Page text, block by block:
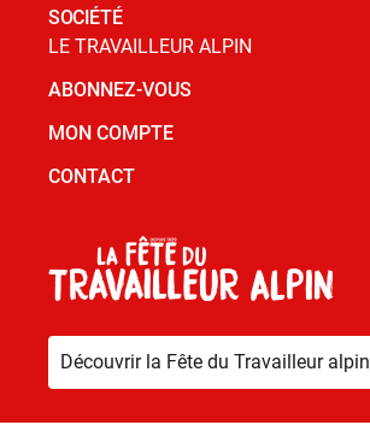
SOCIÉTÉ
LE TRAVAILLEUR ALPIN
ABONNEZ-VOUS
MON COMPTE
CONTACT
Découvrir la Fête du Travailleur alpin